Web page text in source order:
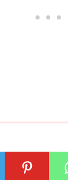
Condividi